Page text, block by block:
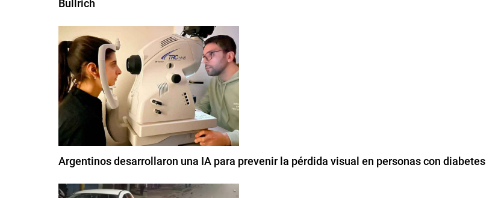
Bullrich
Argentinos desarrollaron una IA para prevenir la pérdida visual en personas con diabetes